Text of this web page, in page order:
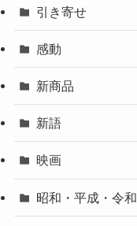
引き寄せ
感動
新商品
新語
映画
昭和・平成・令和